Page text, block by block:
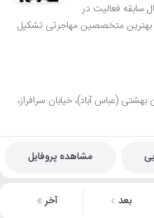
مهاجرتی راز با بیش از 10 سال سابقه فعالیت در
بهترین متخصصین مهاجرتی تشکیل
خیابان بهشتی (عباس آباد)، خیابان سرافراز،
مشاهده پروفایل
بعد آخر